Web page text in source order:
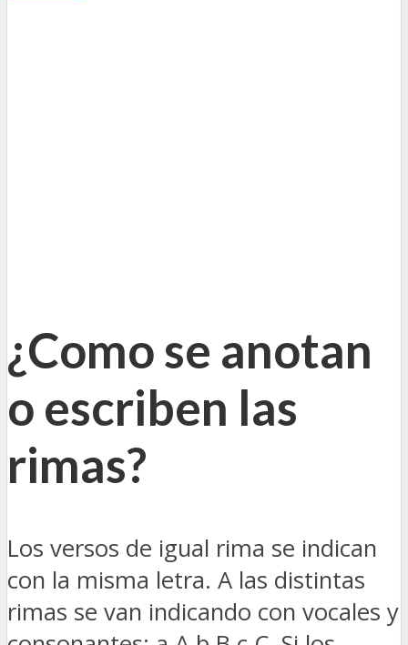
¿Como se anotan
o escriben las
rimas?
Los versos de igual rima se indican
con la misma letra. A las distintas
rimas se van indicando con vocales y